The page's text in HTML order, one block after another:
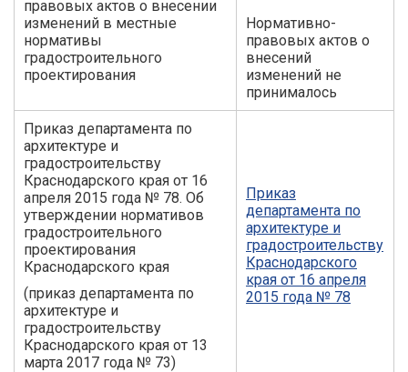
правовых актов о внесении
изменений в местные
нормативы
градостроительного
проектирования
Нормативно-
правовых актов о
внесений
изменений не
принималось
Приказ департамента по
архитектуре и
градостроительству
Краснодарского края от 16
апреля 2015 года № 78. Об
утверждении нормативов
градостроительного
проектирования
Краснодарского края
(приказ департамента по
архитектуре и
градостроительству
Краснодарского края от 13
марта 2017 года № 73)
Приказ
департамента по
архитектуре и
градостроительству
Краснодарского
края от 16 апреля
2015 года № 78